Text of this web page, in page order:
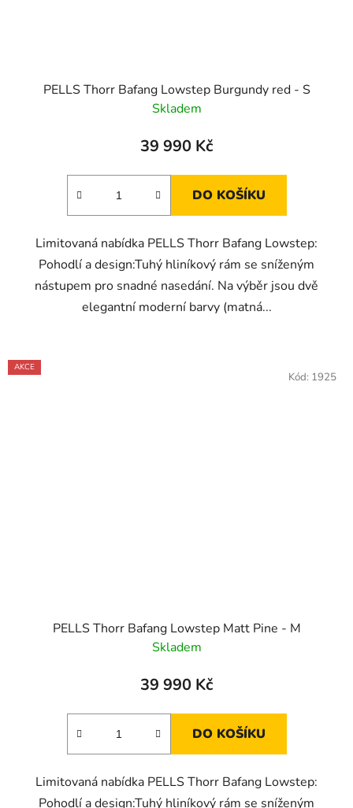
PELLS Thorr Bafang Lowstep Burgundy red - S
Skladem
39 990 Kč
DO KOŠÍKU
Limitovaná nabídka PELLS Thorr Bafang Lowstep:
Pohodlí a design:Tuhý hliníkový rám se sníženým
nástupem pro snadné nasedání. Na výběr jsou dvě
elegantní moderní barvy (matná...
AKCE
PELLS Thorr Bafang Lowstep Matt Pine - M
Skladem
39 990 Kč
DO KOŠÍKU
Limitovaná nabídka PELLS Thorr Bafang Lowstep:
Pohodlí a design:Tuhý hliníkový rám se sníženým
Kód: 1925